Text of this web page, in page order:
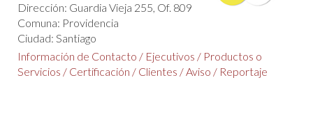
Dirección: Guardia Vieja 255, Of. 809
Comuna: Providencia
Ciudad: Santiago
Información de Contacto / Ejecutivos / Productos o
Servicios / Certificación / Clientes /Aviso / Reportaje